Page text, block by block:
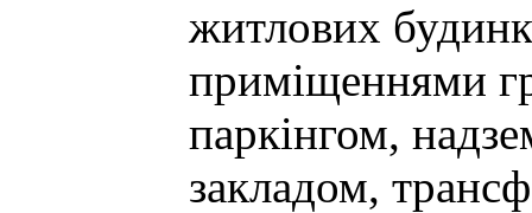
житлових
приміщеннями
паркінгом,
закладом,